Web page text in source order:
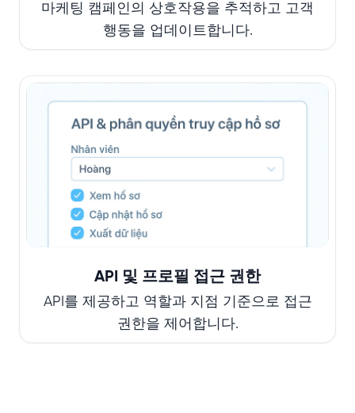
마케팅 캠페인의 상호작용을 추적하고 고객
행동을 업데이트합니다.
API 및 프로필 접근 권한
API를 제공하고 역할과 지점 기준으로 접근
권한을 제어합니다.